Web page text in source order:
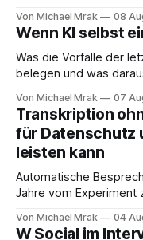
Big Tech Unternehmen
der Tyrell Cooperation
Runner Film aus dem
Von Michael Mrak 08
Wenn KI selbst
Was die Vorfälle der
belegen und was daraus folgt Seit November
KI-Systeme Angriffe
durchführen können.
dokumentierte Fälle,
Von Michael Mrak 07
Transkription
für Datenschutz
leisten kann
Automatische
Jahre vom Experiment
Ende eine
Von Michael Mrak 04
W Social im